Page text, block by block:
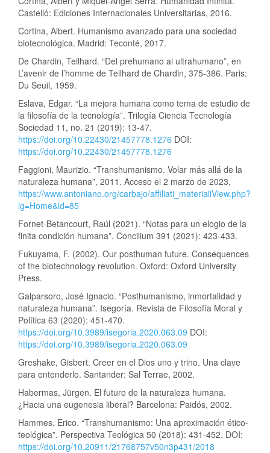
Castelló: Ediciones Internacionales Universitarias, 2016.
Cortina, Albert. Humanismo avanzado para una sociedad
biotecnológica. Madrid: Teconté, 2017.
De Chardin, Teilhard. “Del prehumano al ultrahumano”, en
L’avenir de l’homme de Teilhard de Chardin, 375-386. Paris:
Du Seuil, 1959.
Eslava, Edgar. “La mejora humana como tema de estudio de
la filosofía de la tecnología”. Trilogía Ciencia Tecnología
Sociedad 11, no. 21 (2019): 13-47.
https://doi.org/10.22430/21457778.1276 DOI:
https://doi.org/10.22430/21457778.1276
Faggioni, Maurizio. “Transhumanismo. Volar más allá de la
naturaleza humana”, 2011. Acceso el 2 marzo de 2023,
https://www.antoniano.org/carbajo/affiliati_materialiView.php?
lg=Home&id=85
Fornet-Betancourt, Raúl (2021). “Notas para un elogio de la
finita condición humana”. Concilium 391 (2021): 423-433.
Fukuyama, F. (2002). Our posthuman future. Consequences
of the biotechnology revolution. Oxford: Oxford University
Press.
Galparsoro, José Ignacio. “Posthumanismo, inmortalidad y
naturaleza humana”. Isegoría. Revista de Filosofía Moral y
Política 63 (2020): 451-470.
https://doi.org/10.3989/isegoria.2020.063.09 DOI:
https://doi.org/10.3989/isegoria.2020.063.09
Greshake, Gisbert. Creer en el Dios uno y trino. Una clave
para entenderlo. Santander: Sal Terrae, 2002.
Habermas, Jürgen. El futuro de la naturaleza humana.
¿Hacia una eugenesia liberal? Barcelona: Paidós, 2002.
Hammes, Erico. “Transhumanismo: Una aproximación ético-
teológica”. Perspectiva Teológica 50 (2018): 431-452. DOI:
https://doi.org/10.20911/21768757v50n3p431/2018